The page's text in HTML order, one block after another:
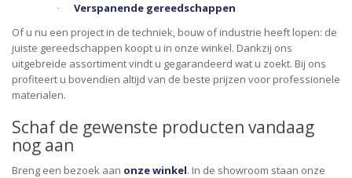
·
Verspanende gereedschappen
Of u nu een project in de techniek, bouw of industrie heeft lopen: de
juiste gereedschappen koopt u in onze winkel. Dankzij ons
uitgebreide assortiment vindt u gegarandeerd wat u zoekt. Bij ons
profiteert u bovendien altijd van de beste prijzen voor professionele
materialen.
Schaf de gewenste producten vandaag
nog aan
Breng een bezoek aan onze winkel. In de showroom staan onze